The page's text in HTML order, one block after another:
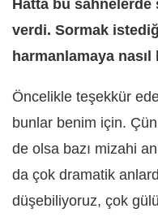
Hatta bu
verdi. Sormak
harmanlamaya
Öncelikle teşekkür
bunlar benim için.
de olsa bazı mizahi
da çok dramatik
düşebiliyoruz, çok